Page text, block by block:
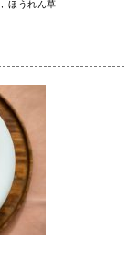
ほうれん草